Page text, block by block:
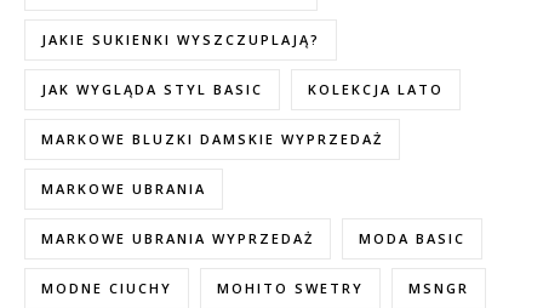
JAKIE SUKIENKI WYSZCZUPLAJĄ?
JAK WYGLĄDA STYL BASIC KOLEKCJA LATO
MARKOWE BLUZKI DAMSKIE WYPRZEDAŻ
MARKOWE UBRANIA
MARKOWE UBRANIA WYPRZEDAŻ MODA BASIC
MODNE CIUCHY MOHITO SWETRY MSNGR